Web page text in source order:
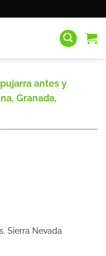
antes y
Granada,
Sierra Nevada